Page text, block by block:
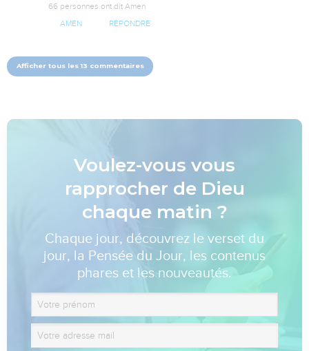
66 personnes ont dit Amen
AMEN RÉPONDRE
Afficher tous les 13 commentaires
Voulez-vous vous
rapprocher de Dieu
chaque matin ?
Chaque jour, découvrez le verset du
jour, la Pensée du Jour, les contenus
phares et les nouveautés.